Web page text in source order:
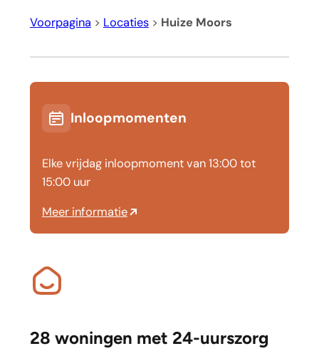
Voorpagina > Locaties> Huize Moors
Inloopmomenten
Elke vrijdag inloopmoment van 13:00 tot
15:00 uur
Meer informatie
28 woningen met 24-uurszorg